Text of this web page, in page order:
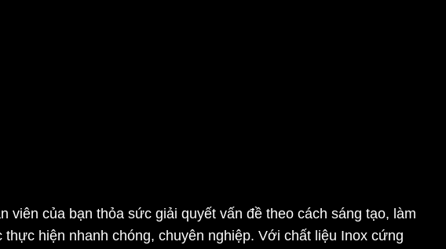
của bạn thỏa sức giải quyết vấn đề theo cách sáng tạo, làm
hiện nhanh chóng, chuyên nghiệp. Với chất liệu Inox cứng